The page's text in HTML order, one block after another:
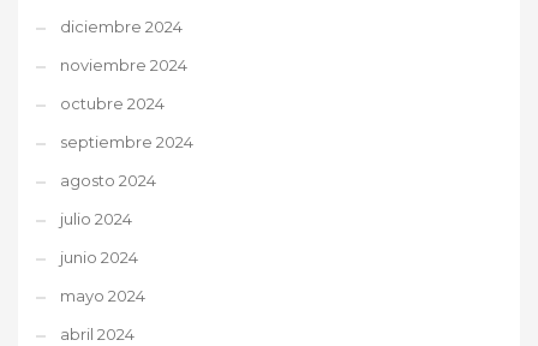
diciembre 2024
noviembre 2024
octubre 2024
septiembre 2024
agosto 2024
julio 2024
junio 2024
mayo 2024
abril 2024